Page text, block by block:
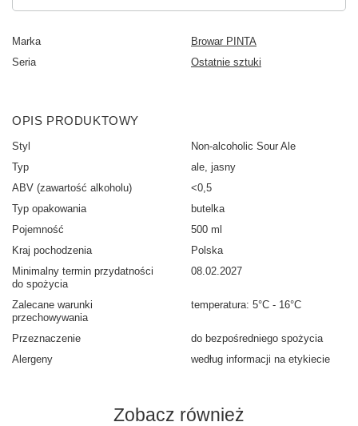
Marka
Browar PINTA
Seria
Ostatnie sztuki
OPIS PRODUKTOWY
Styl
Non-alcoholic Sour Ale
Typ
ale, jasny
ABV (zawartość alkoholu)
<0,5
Typ opakowania
butelka
Pojemność
500 ml
Kraj pochodzenia
Polska
Minimalny termin przydatności
do spożycia
08.02.2027
Zalecane warunki
przechowywania
temperatura: 5°C - 16°C
Przeznaczenie
do bezpośredniego spożycia
Alergeny
według informacji na etykiecie
Zobacz również